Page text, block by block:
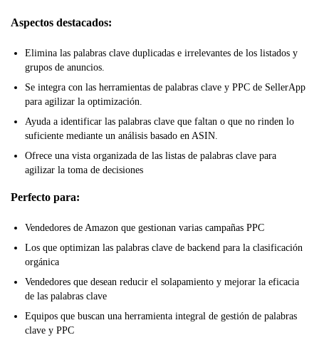
Aspectos destacados:
Elimina las palabras clave duplicadas e irrelevantes de los listados y
grupos de anuncios.
Se integra con las herramientas de palabras clave y PPC de SellerApp
para agilizar la optimización.
Ayuda a identificar las palabras clave que faltan o que no rinden lo
suficiente mediante un análisis basado en ASIN.
Ofrece una vista organizada de las listas de palabras clave para
agilizar la toma de decisiones
Perfecto para:
Vendedores de Amazon que gestionan varias campañas PPC
Los que optimizan las palabras clave de backend para la clasificación
orgánica
Vendedores que desean reducir el solapamiento y mejorar la eficacia
de las palabras clave
Equipos que buscan una herramienta integral de gestión de palabras
clave y PPC